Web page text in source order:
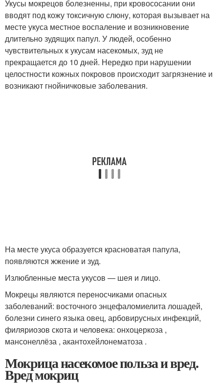
Укусы мокрецов болезненны, при кровососании они
вводят под кожу токсичную слюну, которая вызывает на
месте укуса местное воспаление и возникновение
длительно зудящих папул. У людей, особенно
чувствительных к укусам насекомых, зуд не
прекращается до 10 дней. Нередко при нарушении
целостности кожных покровов происходит загрязнение и
возникают гнойничковые заболевания.
На месте укуса образуется красноватая папула,
появляются жжение и зуд.
Излюбленные места укусов — шея и лицо.
Мокрецы являются переносчиками опасных
заболеваний: восточного энцефаломиелита лошадей,
болезни синего языка овец, арбовирусных инфекций,
филяриозов скота и человека: онхоцеркоза ,
мансонеллёза , акантохейлонематоза .
Мокрица насекомое польза и вред.
Вред мокриц